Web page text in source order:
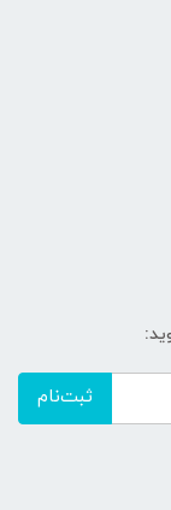
ثبت‌نام